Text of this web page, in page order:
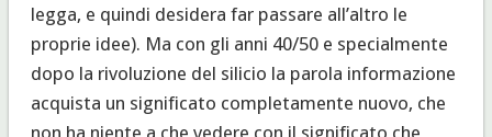
legga, e quindi desidera far passare all’altro le
proprie idee). Ma con gli anni 40/50 e specialmente
dopo la rivoluzione del silicio la parola informazione
acquista un significato completamente nuovo, che
non ha niente a che vedere con il significato che